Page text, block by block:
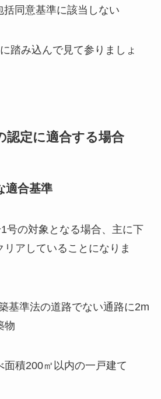
括同意基準に該当しない
踏み込んで見て参りましょ
認定に適合する場合
適合基準
号の対象となる場合、主に下
アしていることになりま
基準法の道路でない通路に2m
物
面積200㎡以内の一戸建て